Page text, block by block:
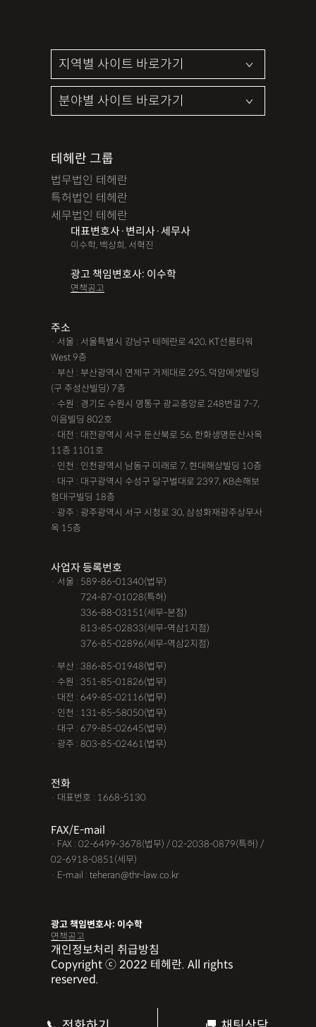
테헤란 그룹
법무법인 테헤란
특허법인 테헤란
세무법인 테헤란
대표변호사·변리사·세무사
이수학, 백상희, 서혁진
광고 책임변호사: 이수학
면책공고
주소
· 서울 : 서울특별시 강남구 테헤란로 420, KT선릉타워
West 9층
· 부산 : 부산광역시 연제구 거제대로 295, 덕암에셋빌딩
(구 주성산빌딩) 7층
· 수원 : 경기도 수원시 영통구 광교중앙로 248번길 7-7,
이음빌딩 802호
· 대전 : 대전광역시 서구 둔산북로 56, 한화생명둔산사옥
11층 1101호
· 인천 : 인천광역시 남동구 미래로 7, 현대해상빌딩 10층
· 대구 : 대구광역시 수성구 달구벌대로 2397, KB손해보
험대구빌딩 18층
· 광주 : 광주광역시 서구 시청로 30, 삼성화재광주상무사
옥 15층
사업자 등록번호
· 서울 : 589-86-01340(법무)
724-87-01028(특허)
336-88-03151(세무-본점)
813-85-02833(세무-역삼1지점)
376-85-02896(세무-역삼2지점)
· 부산 : 386-85-01948(법무)
· 수원 : 351-85-01826(법무)
· 대전 : 649-85-02116(법무)
· 인천 : 131-85-58050(법무)
· 대구 : 679-85-02645(법무)
· 광주 : 803-85-02461(법무)
전화
· 대표번호 : 1668-5130
FAX/E-mail
· FAX : 02-6499-3678(법무) / 02-2038-0879(특허) /
02-6918-0851(세무)
· E-mail : teheran@thr-law.co.kr
광고 책임변호사: 이수학
면책공고
개인정보처리 취급방침
Copyright ⓒ 2022 테헤란. All rights
reserved.